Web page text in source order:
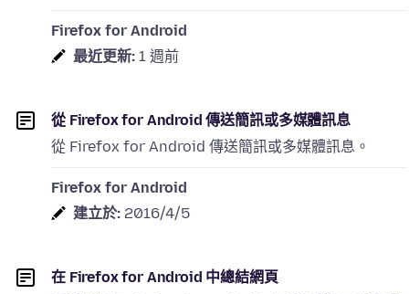
Firefox for Android
最近更新: 1 週前
從 Firefox for Android 傳送簡訊或多媒體訊息
從 Firefox for Android 傳送簡訊或多媒體訊息。
Firefox for Android
建立於: 2016/4/5
在 Firefox for Android 中總結網頁